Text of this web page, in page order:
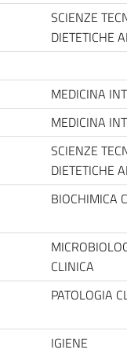
SCIENZE
DIETETICHE
MEDICINA
MEDICINA
SCIENZE
DIETETICHE
BIOCHIMICA
CLINICA
PATOLOGIA
IGIENE